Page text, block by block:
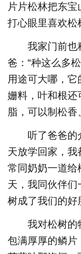
片片松林把东
打心眼里喜欢松
我家门前也
爸：“种这么多
用途可大哪，
姗料，叶和根
脂，可以制松香
听了爸爸的
天放学回家，
常同奶奶一道给
天，我同伙伴
树成了我们的好
我对松树的
包满厚厚的鳞片